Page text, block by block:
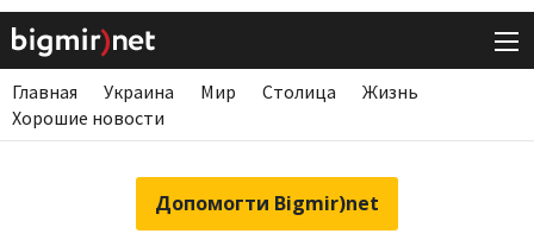
Главная Украина Мир Столица
Жизнь
Хорошие новости
Допомогти Bigmir)net